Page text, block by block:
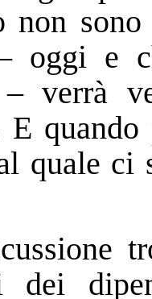
non
– oggi e
verrà
E
quale ci
dei